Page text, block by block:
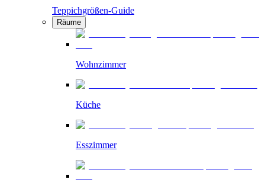
Teppichgrößen-Guide
Räume
Wohnzimmer
Küche
Esszimmer